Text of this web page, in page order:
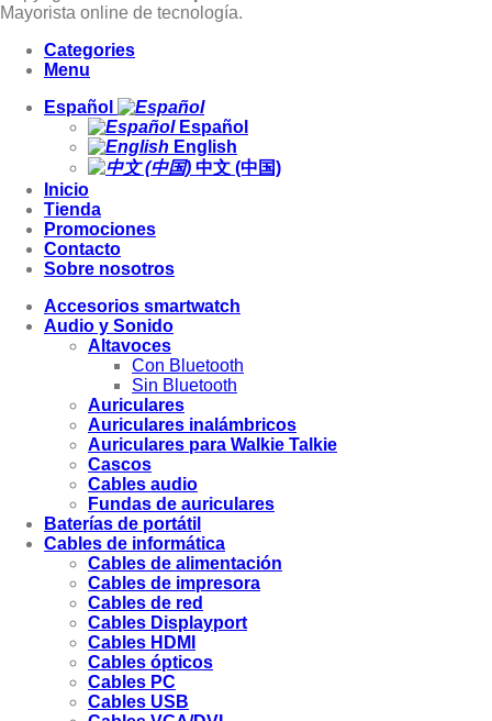
Mayorista online de tecnología.
Categories
Menu
Español
Español
English
中文 (中国)
Inicio
Tienda
Promociones
Contacto
Sobre nosotros
Accesorios smartwatch
Audio y Sonido
Altavoces
Con Bluetooth
Sin Bluetooth
Auriculares
Auriculares inalámbricos
Auriculares para Walkie Talkie
Cascos
Cables audio
Fundas de auriculares
Baterías de portátil
Cables de informática
Cables de alimentación
Cables de impresora
Cables de red
Cables Displayport
Cables HDMI
Cables ópticos
Cables PC
Cables USB